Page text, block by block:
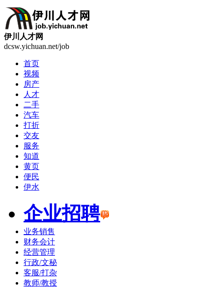
伊川人才网
dcsw.yichuan.net/job
首页
视频
房产
人才
二手
汽车
打折
交友
服务
知道
黄页
便民
伊水
企业招聘
业务销售
财务会计
经营管理
行政/文秘
客服/打杂
教师/教授